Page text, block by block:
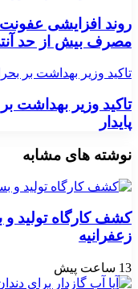
روند افزایشی
مصرف بیش از حد
تاکید وزیر بهداشت بر
تاکید وزیر بهداشت
پایدار
نوشته های مشابه
کشف کارگاه تولید و
زعفرانیه
13 ساعت پیش